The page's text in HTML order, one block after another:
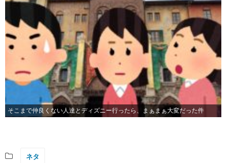
そこまで仲良くない人達とディズニー行ったら、まぁまぁ大変だった件
ネタ